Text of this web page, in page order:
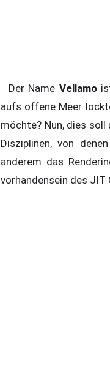
Der Name Vellamo
aufs offene Meer
möchte? Nun, dies
Disziplinen, von
anderem das
vorhandensein des JIT